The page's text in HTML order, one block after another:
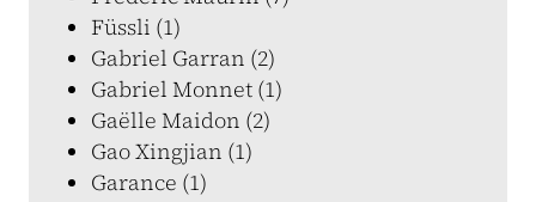
Füssli (1)
Gabriel Garran (2)
Gabriel Monnet (1)
Gaëlle Maidon (2)
Gao Xingjian (1)
Garance (1)